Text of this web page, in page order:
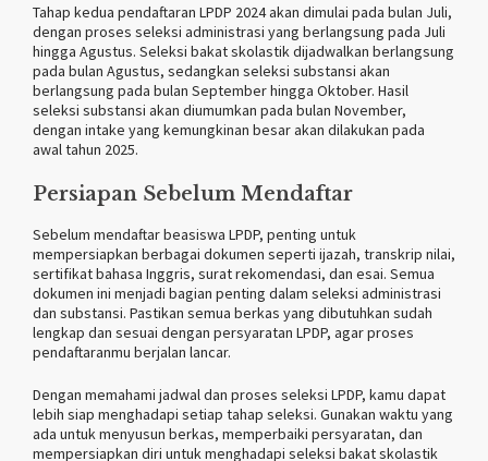
Tahap kedua pendaftaran LPDP 2024 akan dimulai pada bulan Juli,
dengan proses seleksi administrasi yang berlangsung pada Juli
hingga Agustus. Seleksi bakat skolastik dijadwalkan berlangsung
pada bulan Agustus, sedangkan seleksi substansi akan
berlangsung pada bulan September hingga Oktober. Hasil
seleksi substansi akan diumumkan pada bulan November,
dengan intake yang kemungkinan besar akan dilakukan pada
awal tahun 2025.
Persiapan Sebelum Mendaftar
Sebelum mendaftar beasiswa LPDP, penting untuk
mempersiapkan berbagai dokumen seperti ijazah, transkrip nilai,
sertifikat bahasa Inggris, surat rekomendasi, dan esai. Semua
dokumen ini menjadi bagian penting dalam seleksi administrasi
dan substansi. Pastikan semua berkas yang dibutuhkan sudah
lengkap dan sesuai dengan persyaratan LPDP, agar proses
pendaftaranmu berjalan lancar.
Dengan memahami jadwal dan proses seleksi LPDP, kamu dapat
lebih siap menghadapi setiap tahap seleksi. Gunakan waktu yang
ada untuk menyusun berkas, memperbaiki persyaratan, dan
mempersiapkan diri untuk menghadapi seleksi bakat skolastik